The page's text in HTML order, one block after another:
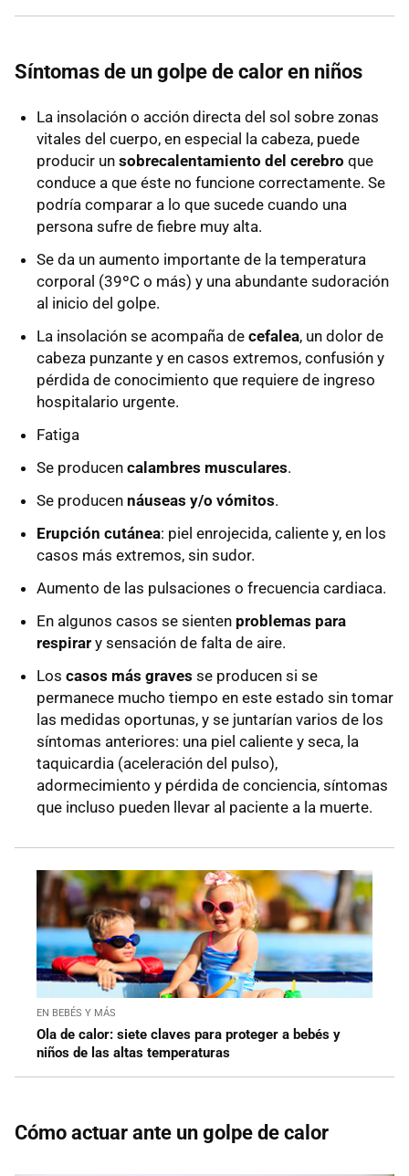
Síntomas de un golpe de calor en niños
La insolación o acción directa del sol sobre zonas
vitales del cuerpo, en especial la cabeza, puede
producir un sobrecalentamiento del cerebro que
conduce a que éste no funcione correctamente. Se
podría comparar a lo que sucede cuando una
persona sufre de fiebre muy alta.
Se da un aumento importante de la temperatura
corporal (39ºC o más) y una abundante sudoración
al inicio del golpe.
La insolación se acompaña de cefalea, un dolor de
cabeza punzante y en casos extremos, confusión y
pérdida de conocimiento que requiere de ingreso
hospitalario urgente.
Fatiga
Se producen calambres musculares.
Se producen náuseas y/o vómitos.
Erupción cutánea: piel enrojecida, caliente y, en los
casos más extremos, sin sudor.
Aumento de las pulsaciones o frecuencia cardiaca.
En algunos casos se sienten problemas para
respirar y sensación de falta de aire.
Los casos más graves se producen si se
permanece mucho tiempo en este estado sin tomar
las medidas oportunas, y se juntarían varios de los
síntomas anteriores: una piel caliente y seca, la
taquicardia (aceleración del pulso),
adormecimiento y pérdida de conciencia, síntomas
que incluso pueden llevar al paciente a la muerte.
EN BEBÉS Y MÁS
Ola de calor: siete claves para proteger a bebés y
niños de las altas temperaturas
Cómo actuar ante un golpe de calor